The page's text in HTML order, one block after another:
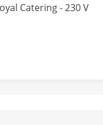
Catering - 230 V